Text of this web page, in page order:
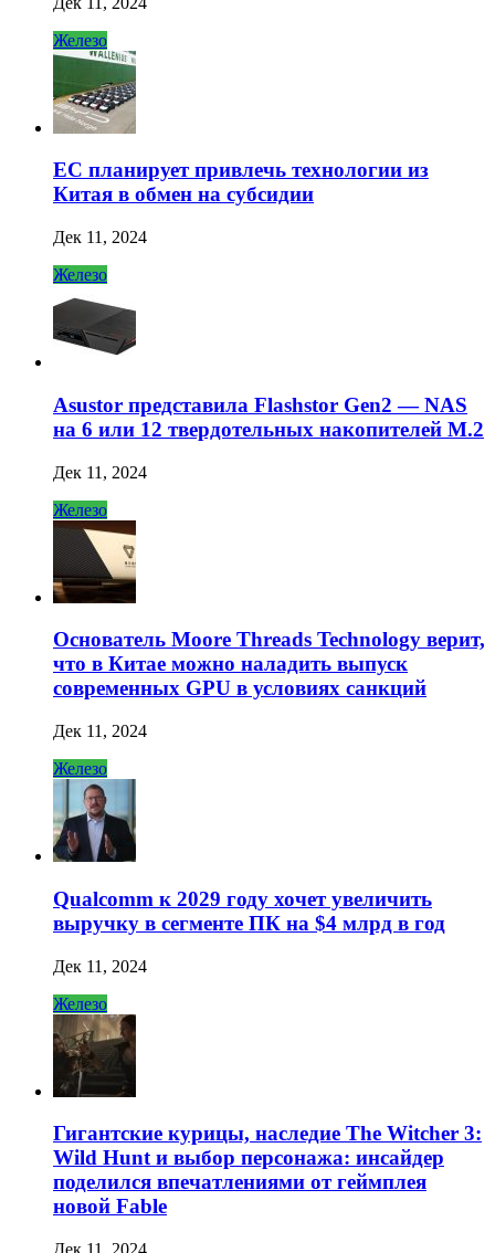
Железо
ЕС планирует привлечь технологии из
Китая в обмен на субсидии
Дек 11, 2024
Железо
Asustor представила Flashstor Gen2 — NAS
на 6 или 12 твердотельных накопителей M.2
Дек 11, 2024
Железо
Основатель Moore Threads Technology верит,
что в Китае можно наладить выпуск
современных GPU в условиях санкций
Дек 11, 2024
Железо
Qualcomm к 2029 году хочет увеличить
выручку в сегменте ПК на $4 млрд в год
Дек 11, 2024
Железо
Гигантские курицы, наследие The Witcher 3:
Wild Hunt и выбор персонажа: инсайдер
поделился впечатлениями от геймплея
новой Fable
Дек 11, 2024